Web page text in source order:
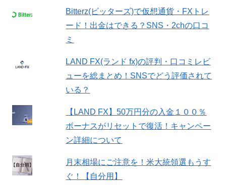
Bitterz(ビッターズ)で仮想通貨・FXトレ
ード！出金はできる？SNS・2chの口コ
ミ
LAND FX(ランド fx)の評判・口コミレビ
ューを総まとめ！SNSでどう評価されて
いる？
【LAND FX】50万円分の入金１００％
ボーナスがリセットで復活！キャンペー
ン詳細について
月末相場にご注意を！米大統領選もうす
ぐ！【自分用】